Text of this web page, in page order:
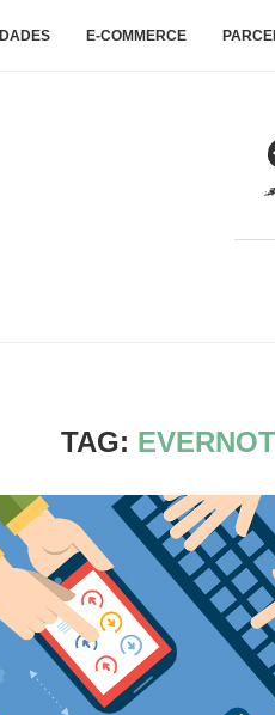
E-COMMERCE
TAG: